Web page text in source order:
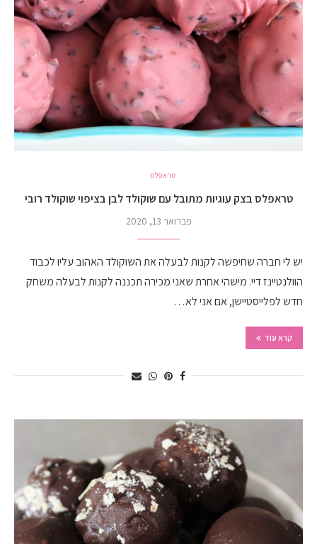
טראפלס
טראפלס בצק עוגיות מתובל עם שוקולד לבן בציפוי שוקולד רובי
פברואר 13, 2020
יש לי חברה שחיפשה לקנות לבעלה את השוקולד האהוב עליו לכבוד
הוולנטיינז דיי. מישהי אחרת שאני מכירה תכננה לקנות לבעלה משחק
חדש לפלייסטיישן, אם אני לא…
קרא עוד